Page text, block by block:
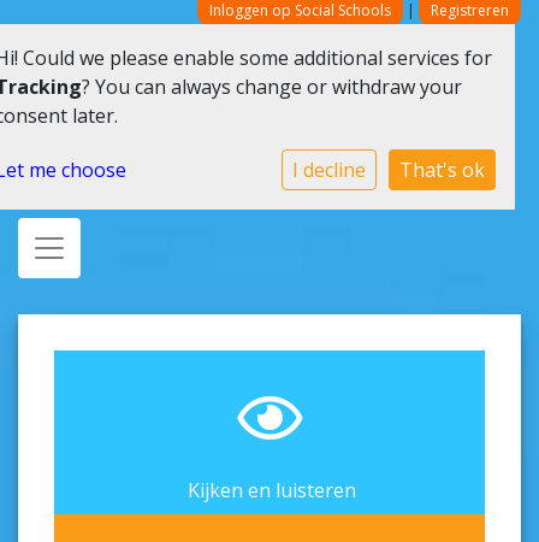
Inloggen op Social Schools | Registreren
Toggle navigation
Kijken en luisteren
Could we please enable some additional services for
? You can always change or withdraw your
later.
me choose I decline That's ok